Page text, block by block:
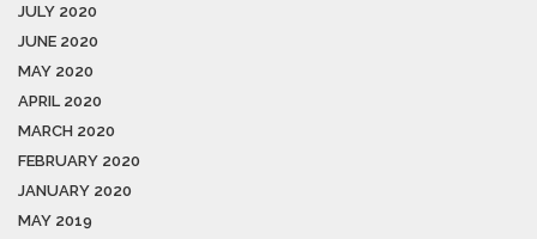
JULY 2020
JUNE 2020
MAY 2020
APRIL 2020
MARCH 2020
FEBRUARY 2020
JANUARY 2020
MAY 2019